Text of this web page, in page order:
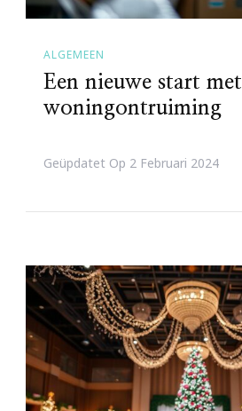
ALGEMEEN
Een nieuwe start met
woningontruiming
Geüpdatet Op 2 Februari 2024